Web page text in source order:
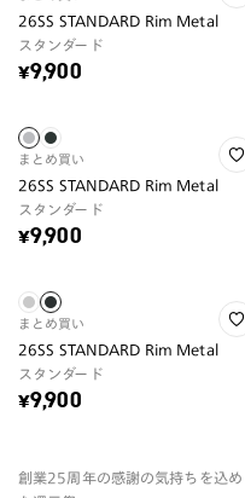
26SS STANDARD Rim Metal
スタンダード
¥9,900
まとめ買い
26SS STANDARD Rim Metal
スタンダード
¥9,900
まとめ買い
26SS STANDARD Rim Metal
スタンダード
¥9,900
創業25周年の感謝の気持ちを込め